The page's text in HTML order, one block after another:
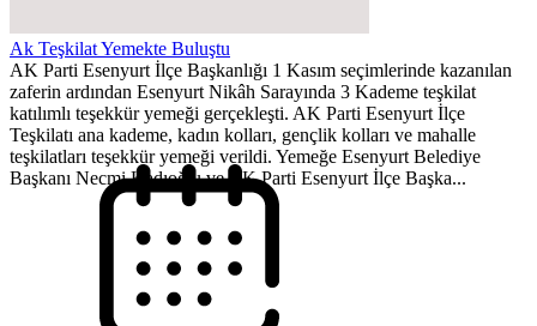
Ak Teşkilat Yemekte Buluştu
AK Parti Esenyurt İlçe Başkanlığı 1 Kasım seçimlerinde kazanılan
zaferin ardından Esenyurt Nikâh Sarayında 3 Kademe teşkilat
katılımlı teşekkür yemeği gerçekleşti. AK Parti Esenyurt İlçe
Teşkilatı ana kademe, kadın kolları, gençlik kolları ve mahalle
teşkilatları teşekkür yemeği verildi. Yemeğe Esenyurt Belediye
Başkanı Necmi Kadıoğlu ve AK Parti Esenyurt İlçe Başka...